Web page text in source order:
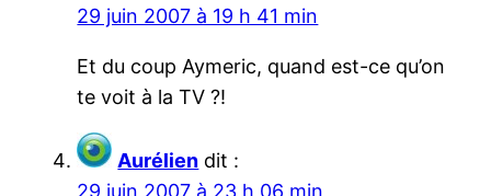
29 juin 2007 à 19 h 41 min
Et du coup Aymeric, quand est-ce qu’on
te voit à la TV ?!
Aurélien dit :
29 juin 2007 à 23 h 06 min